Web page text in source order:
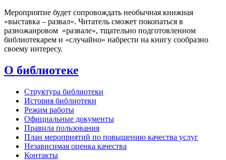
Мероприятие будет сопровождать необычная книжная
«выставка – развал». Читатель сможет покопаться в
разножанровом «развале», тщательно подготовленном
библиотекарем и «случайно» набрести на книгу сообразно
своему интересу.
О библиотеке
Структура библиотеки
История библиотеки
Режим работы
Официальные документы
Правила пользования
План мероприятий по повышению качества услуг
Независимая оценка качества
Контакты